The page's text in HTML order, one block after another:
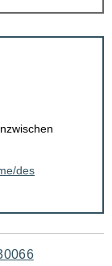
des